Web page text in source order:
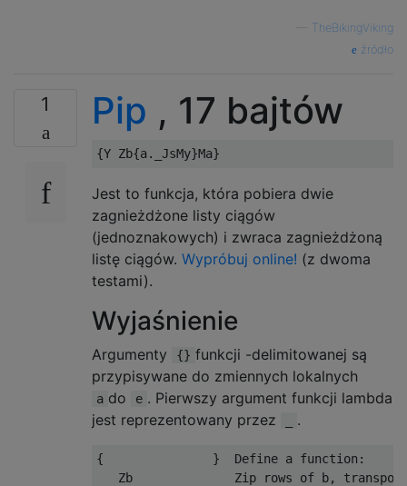
TheBikingViking
źródło
1 Pip , 17 bajtów
Jest to funkcja, która pobiera dwie
zagnieżdżone listy ciągów
(jednoznakowych) i zwraca zagnieżdżoną
listę ciągów. Wypróbuj online! (z dwoma
testami).
Wyjaśnienie
Argumenty {} funkcji -delimitowanej są
przypisywane do zmiennych lokalnych
a do e . Pierwszy argument funkcji lambda
jest reprezentowany przez
.
{               }  Define a function:
Zb              Zip rows of b,